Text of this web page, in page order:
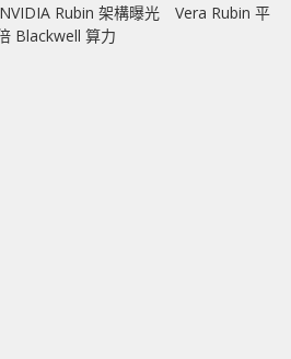
Rubin 架構曝光 Vera Rubin 平
Blackwell 算力